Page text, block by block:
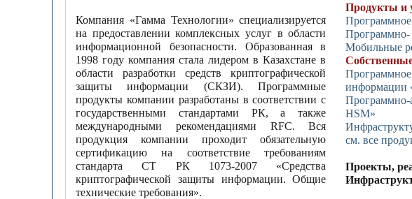
Компания «Гамма Технологии» специализируется
на предоставлении комплексных услуг в области
информационной безопасности. Образованная в
1998 году компания стала лидером в Казахстане в
области разработки средств криптографической
защиты информации (СКЗИ). Программные
продукты компании разработаны в соответствии с
государственными стандартами РК, а также
международными рекомендациями RFC. Вся
продукция компании проходит обязательную
сертификацию на соответствие требованиям
стандарта СТ РК 1073-2007 «Средства
криптографической защиты информации. Общие
технические требования».
Продукты и
Программное
Программно-
Мобильные
Программное
Программно-
HSM»
см. все
Проекты,